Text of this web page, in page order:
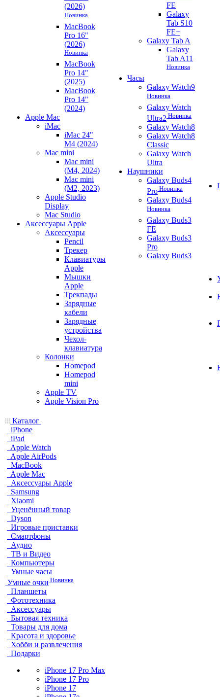
(2026)
Новинка
MacBook
Pro 16"
(2026)
Новинка
MacBook
Pro 14"
(2025)
MacBook
Pro 14"
(2024)
Apple Mac
iMac
iMac 24"
M4 (2024)
Mac mini
Mac mini
(M4, 2024)
Mac mini
(M2, 2023)
Apple Studio
Display
Mac Studio
Аксессуары Apple
Аксессуары
Pencil
Трекер
Клавиатуры
Apple
Мышки
Apple
Трекпады
Зарядные
кабели
Зарядные
устройства
Чехол-
клавиатура
Колонки
Homepod
Homepod
mini
Apple TV
Apple Vision Pro
FE
Galaxy
Tab S10
FE+
Galaxy Tab A
Galaxy
Tab A11
Новинка
Часы
Galaxy Watch9
Новинка
Galaxy Watch
Ultra2 Новинка
Galaxy Watch8
Galaxy Watch8
Classic
Galaxy Watch
Ultra
Наушники
Galaxy Buds4
Pro Новинка
Galaxy Buds4
Новинка
Galaxy Buds3
FE
Galaxy Buds3
Pro
Galaxy Buds3
Каталог
iPhone
iPad
Apple Watch
Apple AirPods
MacBook
Apple Mac
Аксессуары Apple
Samsung
Xiaomi
Уценённый товар
Dyson
Игровые приставки
Смартфоны
Аудио
ТВ и Видео
Компьютеры
Умные часы
Умные очки Новинка
Планшеты
Фототехника
Аксессуары
Бытовая техника
Товары для дома
Красота и здоровье
Хобби и развлечения
Подарки
iPhone 17 Pro Max
iPhone 17 Pro
iPhone 17